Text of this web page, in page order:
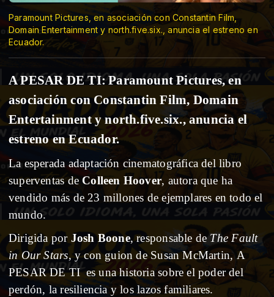
Paramount Pictures, en asociación con Constantin Film,
Domain Entertainment y north.five.six., anuncia el estreno en
Ecuador.
A PESAR DE TI: Paramount Pictures, en
asociación con Constantin Film, Domain
Entertainment y north.five.six., anuncia el
estreno en Ecuador.
La esperada adaptación cinematográfica del libro
superventas de Colleen Hoover, autora que ha
vendido más de 23 millones de ejemplares en todo el
mundo.
Dirigida por Josh Boone, responsable de The Fault
in Our Stars, y con guion de Susan McMartin, A
PESAR DE TI es una historia sobre el poder del
perdón, la resiliencia y los lazos familiares.